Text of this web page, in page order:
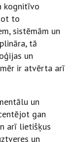
kognitīvo
to
sistēmām un
tā
un
ir atvērta arī
un
gan
arī lietišķus
un